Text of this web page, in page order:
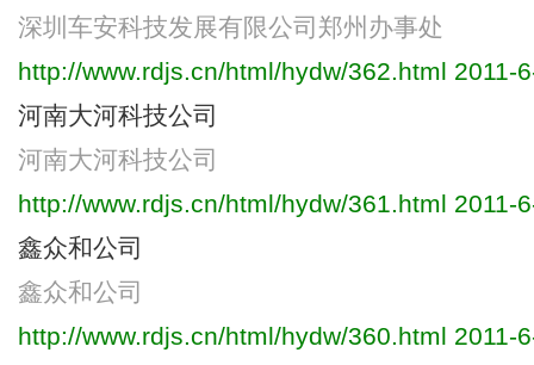
深圳车安科技发展有限公司郑州办事处
http://www.rdjs.cn/html/hydw/362.html 2011-
河南大河科技公司
河南大河科技公司
http://www.rdjs.cn/html/hydw/361.html 2011-
鑫众和公司
鑫众和公司
http://www.rdjs.cn/html/hydw/360.html 2011-